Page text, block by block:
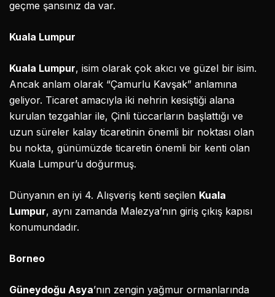
geçme şansınız da var.
Kuala Lumpur
Kuala Lumpur, isim olarak çok akıcı ve güzel bir isim.
Ancak anlam olarak “Çamurlu Kavşak” anlamına
geliyor. Ticaret amacıyla iki nehrin kesiştiği alana
kurulan tezgahlar ile, Çinli tüccarların başlattığı ve
uzun süreler kalay ticaretinin önemli bir noktası olan
bu nokta, günümüzde ticaretin önemli bir kenti olan
Kuala Lumpur’u doğurmuş.
Dünyanın en iyi 4. Alışveriş kenti seçilen Kuala
Lumpur, aynı zamanda Malezya’nın giriş çıkış kapısı
konumundadır.
Borneo
Güneydoğu Asya’nın zengin yağmur ormanlarında